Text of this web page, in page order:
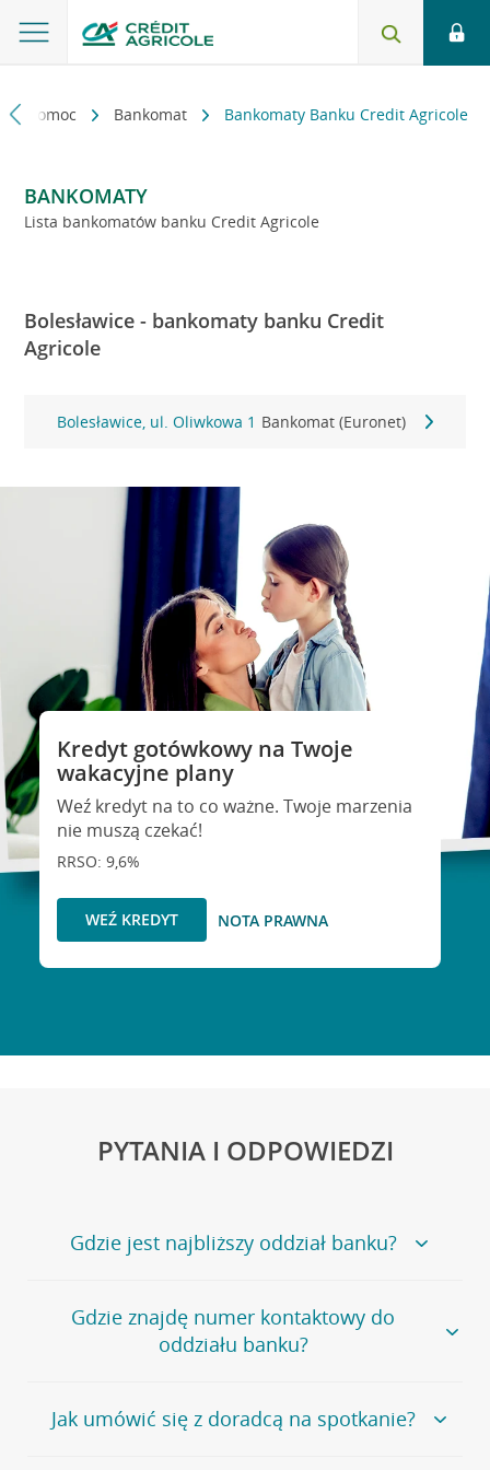
i pomoc Bankomat Bankomaty Banku Credit Agricole
BANKOMATY
Lista bankomatów banku Credit Agricole
Bolesławice - bankomaty banku Credit
Agricole
Bolesławice, ul. Oliwkowa 1 Bankomat (Euronet)
Kredyt gotówkowy na Twoje
wakacyjne plany
Weź kredyt na to co ważne. Twoje marzenia
nie muszą czekać!
RRSO: 9,6%
WEŹ KREDYT NOTA PRAWNA
PYTANIA I ODPOWIEDZI
Gdzie jest najbliższy oddział banku?
Jeśli szukasz oddziału naszego banku, zapraszamy na
stronęPlacówki i bankomaty, na której znajduje się
wygodna wyszukiwarka.
oddziałów
Gdzie znajdę numer kontaktowy do
oddziału banku?
Bank Credit Agricole nie udostępnia ogólnego numeru
telefonu do placówki bankowej.
Jak umówić się z doradcą na spotkanie?